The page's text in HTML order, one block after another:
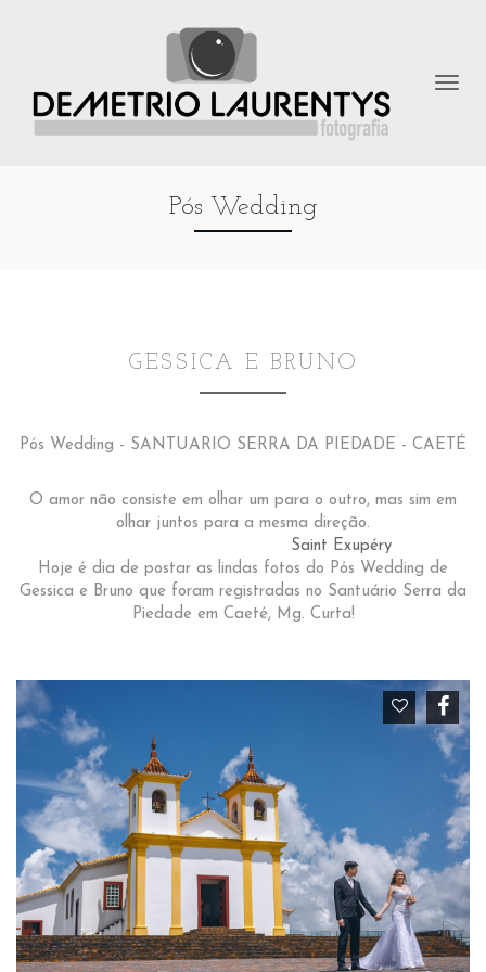
Pós Wedding
GESSICA E BRUNO
Pós Wedding - SANTUARIO SERRA DA PIEDADE - CAETÉ
O amor não consiste em olhar um para o outro, mas sim em
olhar juntos para a mesma direção.
Saint Exupéry
Hoje é dia de postar as lindas fotos do Pós Wedding de
Gessica e Bruno que foram registradas no Santuário Serra da
Piedade em Caeté, Mg. Curta!